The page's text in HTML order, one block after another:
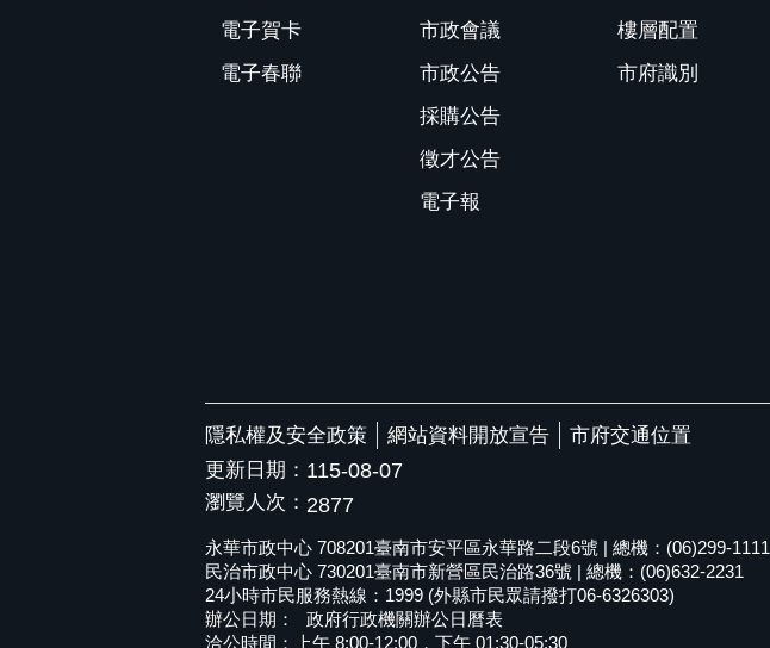
電子賀卡
電子春聯
市政會議
市政公告
採購公告
徵才公告
電子報
樓層配置
市府識別
隱私權及安全政策 網站資料開放宣告
市府交通位置
更新日期： 115-08-07
瀏覽人次： 2877
永華市政中心 708201臺南市安平區永華路二段6號 | 總機：(06)299-1111
民治市政中心 730201臺南市新營區民治路36號 | 總機：(06)632-2231
24小時市民服務熱線：1999 (外縣市民眾請撥打06-6326303)
辦公日期：
政府行政機關辦公日曆表
洽公時間：上午 8:00-12:00，下午 01:30-05:30